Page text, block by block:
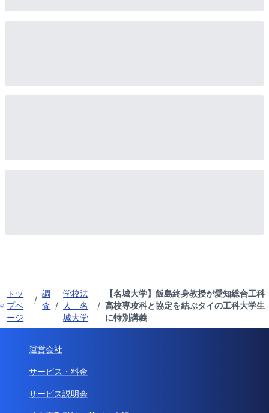
トッ
プペ
ージ
/
調
査 /
学校法
人 名
城大学
/
【名城大学】飯島終身教授が愛知総合工科
高校専攻科と協定を結ぶタイの工科大学生
に特別講義
運営会社
サービス・料金
サービス説明会